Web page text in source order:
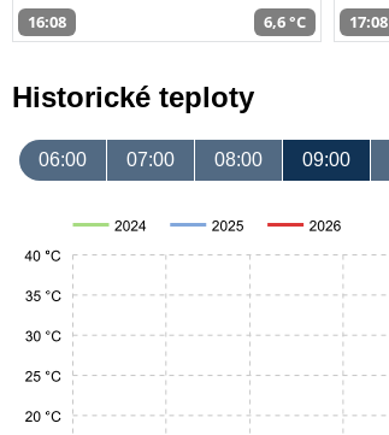
16:08 6,6 °C 17:08
Historické teploty
06:00 07:00 08:00 09:00